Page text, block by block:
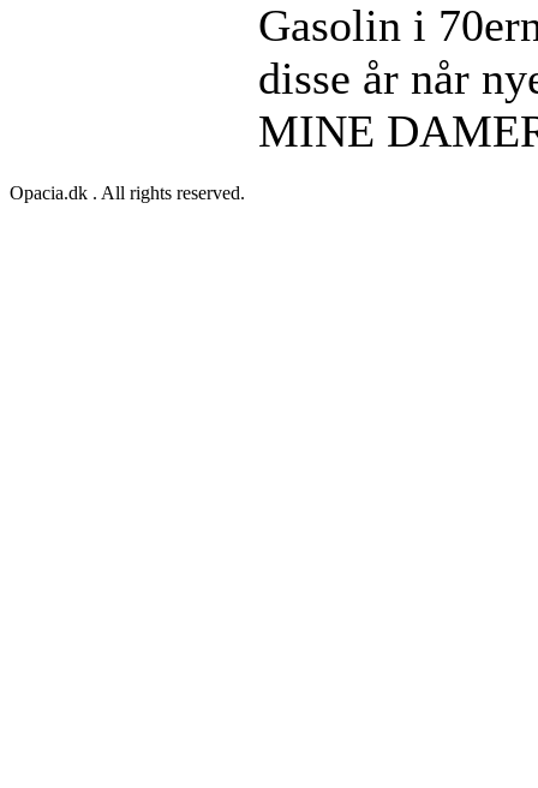
Gasolin i
disse år når
MINE
Opacia.dk . All rights reserved.